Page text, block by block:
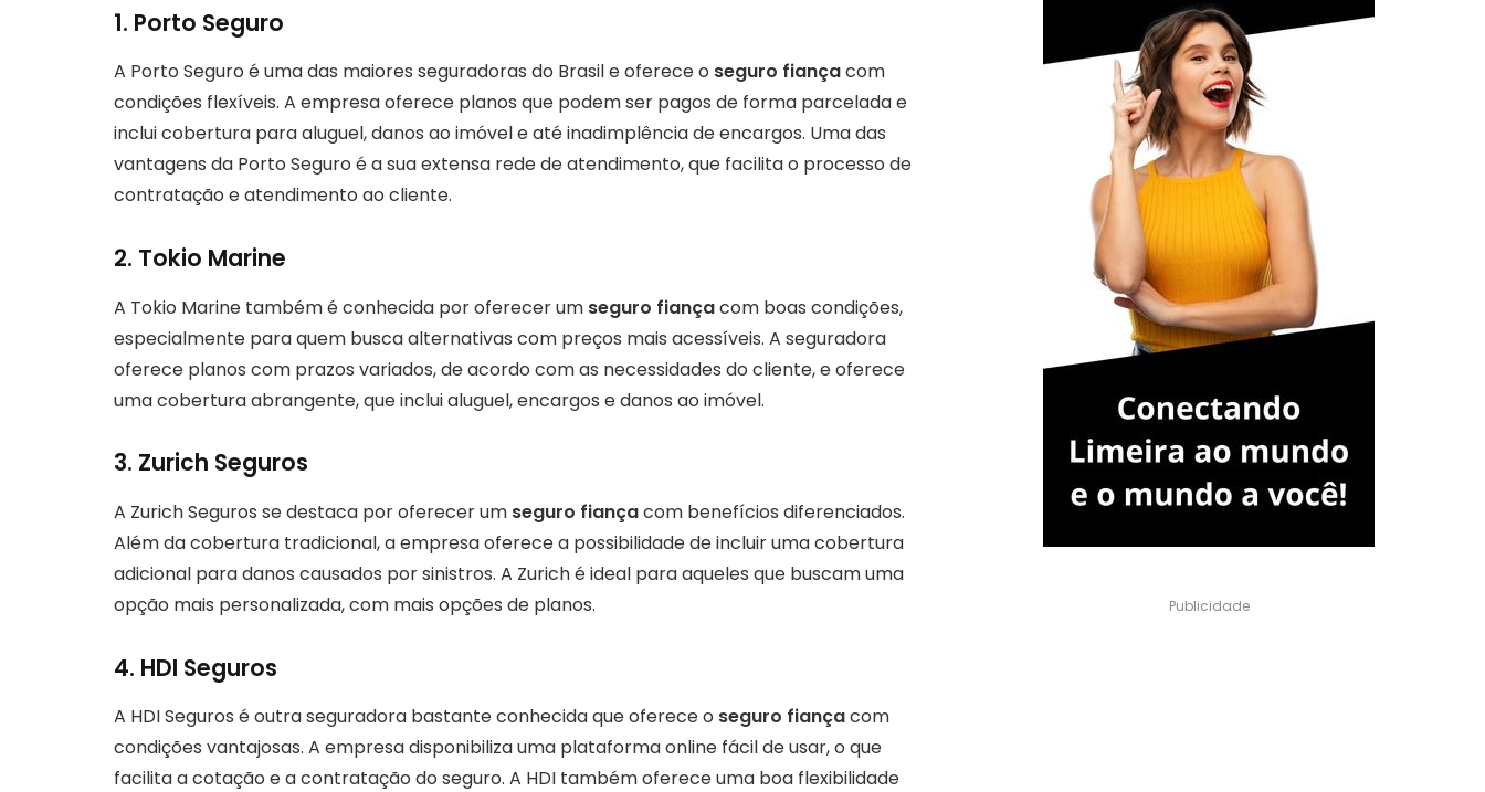
1. Porto Seguro
A Porto Seguro é uma das maiores seguradoras do Brasil e oferece o seguro fiançacom
condições flexíveis. A empresa oferece planos que podem ser pagos de forma parcelada e
inclui cobertura para aluguel, danos ao imóvel e até inadimplência de encargos. Uma das
vantagens da Porto Seguro é a sua extensa rede de atendimento, que facilita o processo de
contratação e atendimento ao cliente.
2. Tokio Marine
A Tokio Marine também é conhecida por oferecer um seguro fiançacom boas condições,
especialmente para quem busca alternativas com preços mais acessíveis. A seguradora
oferece planos com prazos variados, de acordo com as necessidades do cliente, e oferece
uma cobertura abrangente, que inclui aluguel, encargos e danos ao imóvel.
3. Zurich Seguros
A Zurich Seguros se destaca por oferecer um seguro fiançacom benefícios diferenciados.
Além da cobertura tradicional, a empresa oferece a possibilidade de incluir uma cobertura
adicional para danos causados por sinistros. A Zurich é ideal para aqueles que buscam uma
opção mais personalizada, com mais opções de planos.
4. HDI Seguros
A HDI Seguros é outra seguradora bastante conhecida que oferece o seguro fiançacom
condições vantajosas. A empresa disponibiliza uma plataforma online fácil de usar, o que
facilita a cotação e a contratação do seguro. A HDI também oferece uma boa flexibilidade
Publicidade